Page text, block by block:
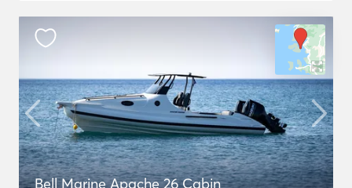
Bell Marine Apache 26 Cabin